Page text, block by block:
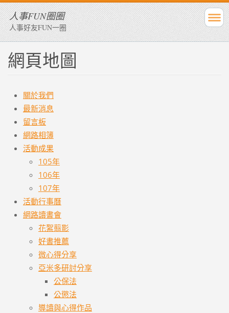
人事FUN圈圈
人事好友FUN一圈
網頁地圖
關於我們
最新消息
留言板
網路相簿
活動成果
105年
106年
107年
活動行事曆
網路讀書會
花絮翦影
好書推薦
微心得分享
亞米多研討分享
公保法
公懲法
導讀與心得作品